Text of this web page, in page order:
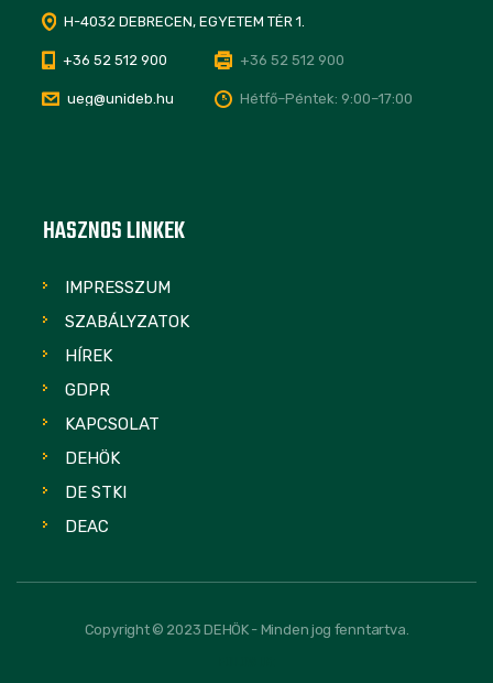
H-4032 DEBRECEN, EGYETEM TÉR 1.
+36 52 512 900 +36 52 512 900
ueg@unideb.hu Hétfő–Péntek: 9:00–17:00
HASZNOS LINKEK
IMPRESSZUM
SZABÁLYZATOK
HÍREK
GDPR
KAPCSOLAT
DEHÖK
DE STKI
DEAC
Copyright © 2023 DEHÖK - Minden jog fenntartva.